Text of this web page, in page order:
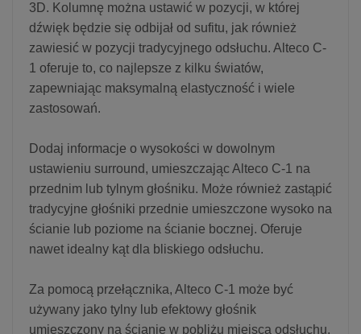
3D. Kolumnę można ustawić w pozycji, w której
dźwięk będzie się odbijał od sufitu, jak również
zawiesić w pozycji tradycyjnego odsłuchu. Alteco C-
1 oferuje to, co najlepsze z kilku światów,
zapewniając maksymalną elastyczność i wiele
zastosowań.
Dodaj informacje o wysokości w dowolnym
ustawieniu surround, umieszczając Alteco C-1 na
przednim lub tylnym głośniku. Może również zastąpić
tradycyjne głośniki przednie umieszczone wysoko na
ścianie lub poziome na ścianie bocznej. Oferuje
nawet idealny kąt dla bliskiego odsłuchu.
Za pomocą przełącznika, Alteco C-1 może być
używany jako tylny lub efektowy głośnik
umieszczony na ścianie w pobliżu miejsca odsłuchu.